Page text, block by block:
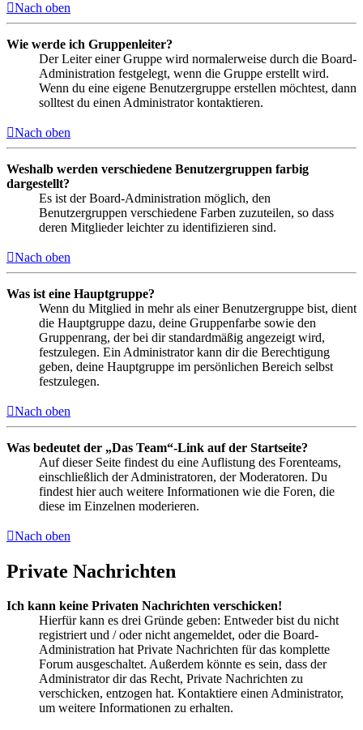
Nach oben
Wie werde ich Gruppenleiter?
Der Leiter einer Gruppe wird normalerweise durch die Board-
Administration festgelegt, wenn die Gruppe erstellt wird.
Wenn du eine eigene Benutzergruppe erstellen möchtest, dann
solltest du einen Administrator kontaktieren.
Nach oben
Weshalb werden verschiedene Benutzergruppen farbig
dargestellt?
Es ist der Board-Administration möglich, den
Benutzergruppen verschiedene Farben zuzuteilen, so dass
deren Mitglieder leichter zu identifizieren sind.
Nach oben
Was ist eine Hauptgruppe?
Wenn du Mitglied in mehr als einer Benutzergruppe bist, dient
die Hauptgruppe dazu, deine Gruppenfarbe sowie den
Gruppenrang, der bei dir standardmäßig angezeigt wird,
festzulegen. Ein Administrator kann dir die Berechtigung
geben, deine Hauptgruppe im persönlichen Bereich selbst
festzulegen.
Nach oben
Was bedeutet der „Das Team“-Link auf der Startseite?
Auf dieser Seite findest du eine Auflistung des Forenteams,
einschließlich der Administratoren, der Moderatoren. Du
findest hier auch weitere Informationen wie die Foren, die
diese im Einzelnen moderieren.
Nach oben
Private Nachrichten
Ich kann keine Privaten Nachrichten verschicken!
Hierfür kann es drei Gründe geben: Entweder bist du nicht
registriert und / oder nicht angemeldet, oder die Board-
Administration hat Private Nachrichten für das komplette
Forum ausgeschaltet. Außerdem könnte es sein, dass der
Administrator dir das Recht, Private Nachrichten zu
verschicken, entzogen hat. Kontaktiere einen Administrator,
um weitere Informationen zu erhalten.